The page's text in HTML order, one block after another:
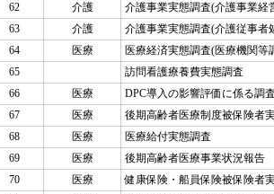
62 介護
介護事業実態調査(介護事業経
63 介護
介護事業実態調査(介護従事者
64 医療
医療経済実態調査(医療機関等
65
訪問看護療養費実態調査
66 医療
DPC導入の影響評価に係る調査
67 医療
後期高齢者医療制度被保険者
68 医療
医療給付実態調査
69 医療
後期高齢者医療事業状況報告
70 医療
健康保険・船員保険被保険者